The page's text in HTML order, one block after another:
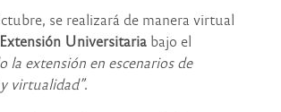
se realizará de manera virtual
Universitaria bajo el
la extensión en escenarios de
virtualidad”.